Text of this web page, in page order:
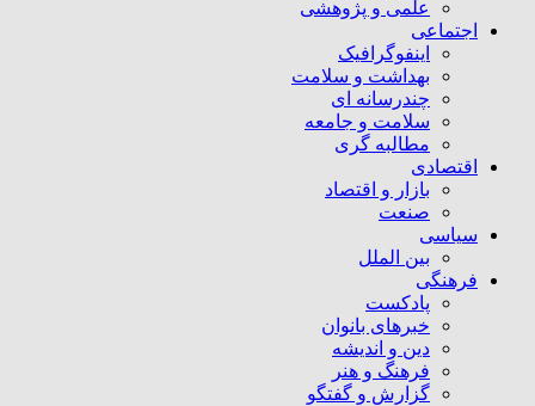
علمی و پژوهشی
اجتماعی
اینفوگرافیک
بهداشت و سلامت
چندرسانه ای
سلامت و جامعه
مطالبه گری
اقتصادی
بازار و اقتصاد
صنعت
سیاسی
بین الملل
فرهنگی
پادکست
خبرهای بانوان
دین و اندیشه
فرهنگ و هنر
گزارش و گفتگو